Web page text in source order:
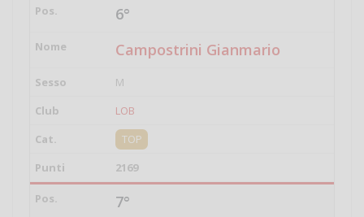
6°
Campostrini Gianmario
M
LOB
TOP
2169
7°